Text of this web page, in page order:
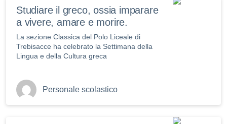
Studiare il greco, ossia imparare
a vivere, amare e morire.
La sezione Classica del Polo Liceale di
Trebisacce ha celebrato la Settimana della
Lingua e della Cultura greca
Personale scolastico